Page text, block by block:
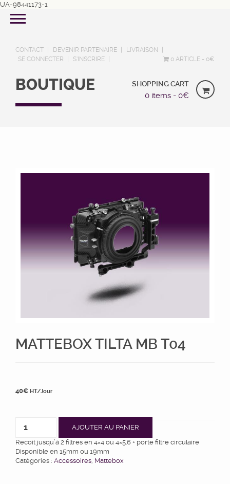
UA-98441173-1
CONTACT DEVENIR PARTENAIRE
LIVRAISON
SE CONNECTER
S’INSCRIRE 0 ARTICLE 0€
BOUTIQUE SHOPPING CART
0 items - 0€
MATTEBOX TILTA MB T04
40€ HT/Jour
AJOUTER AU PANIER
Recoit jusqu’à 2 filtres en 4×4 ou 4×5.6 + porte filtre circulaire
Disponible en 15mm ou 19mm
Catégories : Accessoires Mattebox